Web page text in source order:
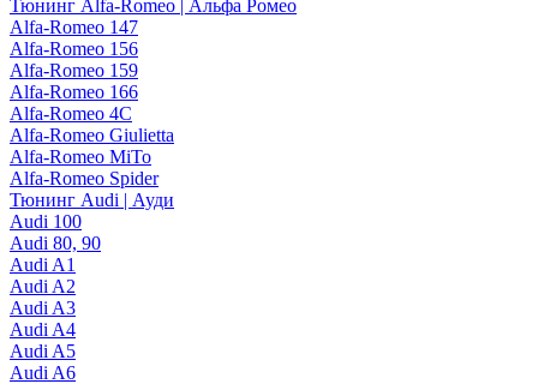
Тюнинг Alfa-Romeo | Альфа Ромео
Alfa-Romeo 147
Alfa-Romeo 156
Alfa-Romeo 159
Alfa-Romeo 166
Alfa-Romeo 4C
Alfa-Romeo Giulietta
Alfa-Romeo MiTo
Alfa-Romeo Spider
Тюнинг Audi | Ауди
Audi 100
Audi 80, 90
Audi A1
Audi A2
Audi A3
Audi A4
Audi A5
Audi A6